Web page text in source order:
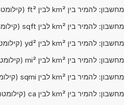
מחשבון: להמיר בין km² לבין ft² (קילומטר רבוע לבין רגל רבוע)
מחשבון: להמיר בין km² לבין sqft (קילומטר רבוע לבין רגל מרובע (ארה"ב))
מחשבון: להמיר בין km² לבין yd² (קילומטר רבוע לבין יארד רבוע)
מחשבון: להמיר בין km² לבין mi² (קילומטר רבוע לבין מייל רבוע)
מחשבון: להמיר בין km² לבין sqmi (קילומטר רבוע לבין מייל מרובע (ארה"ב))
מחשבון: להמיר בין km² לבין ca (קילומטר רבוע לבין סנטיאר)